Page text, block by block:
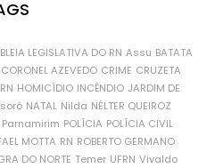
LEGISLATIVA DO RN Assu BATATA
CORONEL AZEVEDO CRIME CRUZETA
HOMICÍDIO INCÊNDIO JARDIM DE
NATAL Nilda NÉLTER QUEIROZ
Parnamirim POLÍCIA POLÍCIA CIVIL
MOTTA RN ROBERTO GERMANO
DO NORTE Temer UFRN Vivaldo